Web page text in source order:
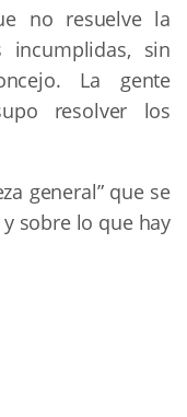
no resuelve la
incumplidas, sin
La gente
resolver los
general” que se
sobre lo que hay